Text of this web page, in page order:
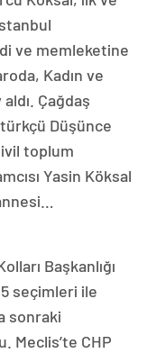
ve memleketine
Kadın ve
Çağdaş
Düşünce
toplum
Yasin Köksal
Başkanlığı
seçimleri ile
sonraki
Meclis’te CHP